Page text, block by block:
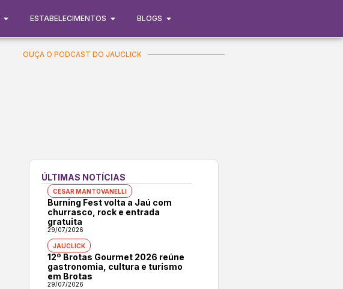
ESTABELECIMENTOS BLOGS
OUÇA O PODCAST DO JAUCLICK
ÚLTIMAS NOTÍCIAS
CÉSAR MANTOVANELLI
Burning Fest volta a Jaú com
churrasco, rock e entrada
gratuita
29/07/2026
JAUCLICK
12º Brotas Gourmet 2026 reúne
gastronomia, cultura e turismo
em Brotas
29/07/2026